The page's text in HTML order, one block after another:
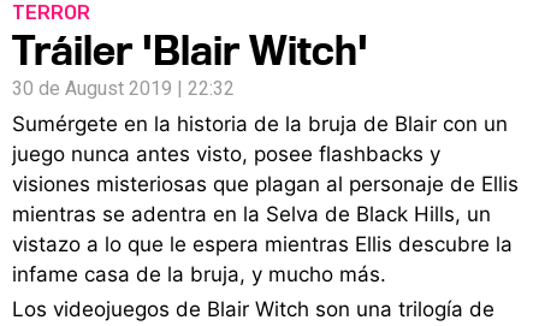
TERROR
Tráiler 'Blair Witch'
30 de August 2019 | 22:32
Sumérgete en la historia de la bruja de Blair con un
juego nunca antes visto, posee flashbacks y
visiones misteriosas que plagan al personaje de Ellis
mientras se adentra en la Selva de Black Hills, un
vistazo a lo que le espera mientras Ellis descubre la
infame casa de la bruja, y mucho más.
Los videojuegos de Blair Witch son una trilogía de